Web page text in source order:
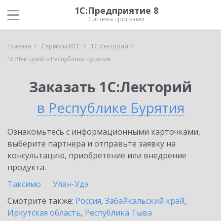
1С:Предприятие 8
Система программ
Главная Сервисы ИТС
1С:Лекторий
1С:Лекторий в Республике Бурятия
Заказать 1С:Лекторий
в Республике Бурятия
Ознакомьтесь с информационными карточками,
выберите партнёра и отправьте заявку на
консультацию, приобретение или внедрение
продукта.
Таксимо
Улан-Удэ
Смотрите также: Россия, Забайкальский край,
Иркутская область, Республика Тыва